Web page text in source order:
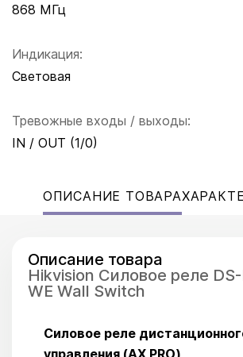
868 МГц
Индикация:
Световая
Тревожные входы / выходы:
IN / OUT (1/0)
ОПИСАНИЕ ТОВАРА
Описание товара
Hikvision Силовое реле
WE Wall Switch
Силовое реле